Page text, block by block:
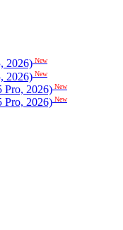
2026) New
2026) New
Pro, 2026) New
Pro, 2026) New